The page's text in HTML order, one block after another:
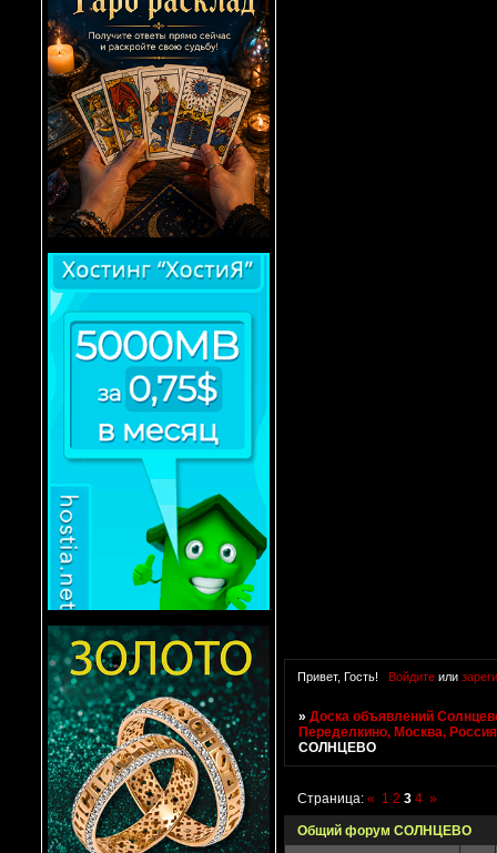
Привет, Гость! Войдитеили
»Доска объявлений
Переделкино, Москва, Россия
СОЛНЦЕВО
Общий форум СОЛНЦЕВО
Страница:« 1 2 3 4 »